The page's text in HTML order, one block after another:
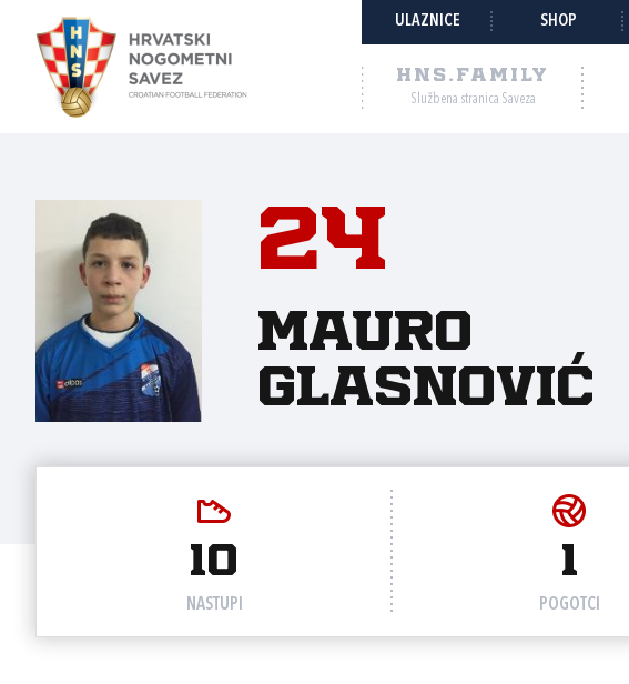
ULAZNICE SHOP
HNS.FAMILY
Službena stranica Saveza
24
Mauro
Glasnović
10
NASTUPI
1
POGOTCI